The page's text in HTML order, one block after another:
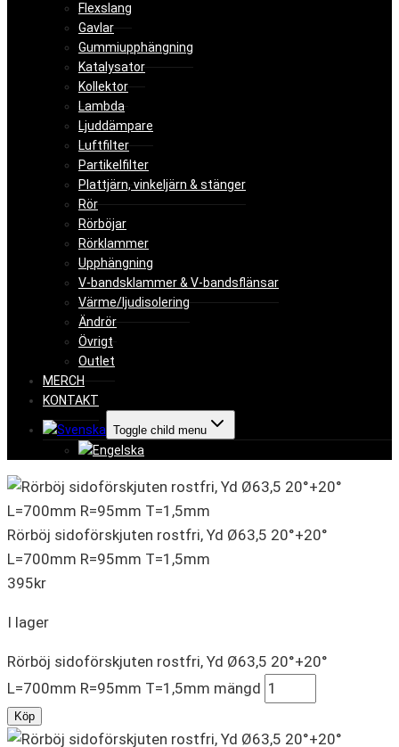
Flexslang
Gavlar
Gummiupphängning
Katalysator
Kollektor
Lambda
Ljuddämpare
Luftfilter
Partikelfilter
Plattjärn, vinkeljärn & stänger
Rör
Rörböjar
Rörklammer
Upphängning
V-bandsklammer & V-bandsflänsar
Värme/ljudisolering
Ändrör
Övrigt
Outlet
MERCH
KONTAKT
Toggle child menu
Rörböj sidoförskjuten rostfri, Yd Ø63,5 20°+20°
L=700mm R=95mm T=1,5mm
395kr
I lager
Rörböj sidoförskjuten rostfri, Yd Ø63,5 20°+20°
L=700mm R=95mm T=1,5mm mängd
Köp